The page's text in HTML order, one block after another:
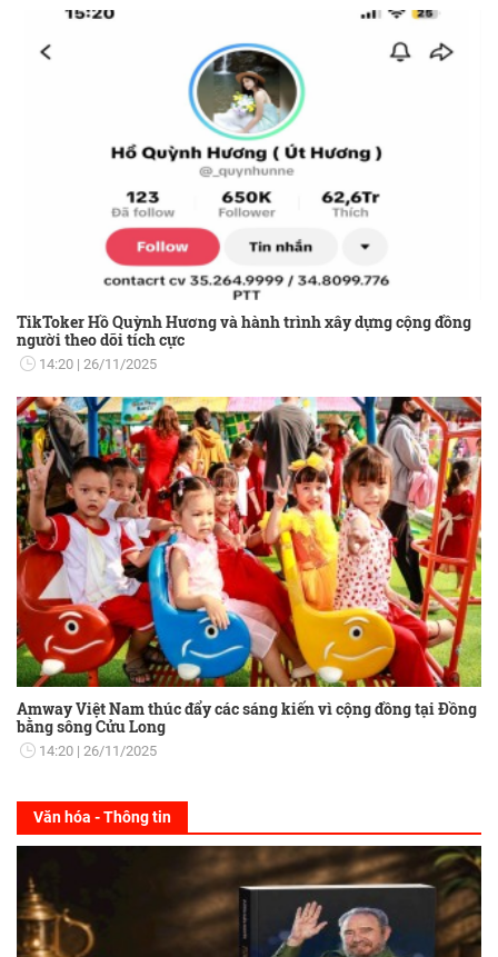
TikToker Hồ Quỳnh Hương và hành trình xây dựng cộng đồng
người theo dõi tích cực
14:20 26/11/2025
Amway Việt Nam thúc đẩy các sáng kiến vì cộng đồng tại Đồng
bằng sông Cửu Long
14:20 26/11/2025
Văn hóa - Thông tin